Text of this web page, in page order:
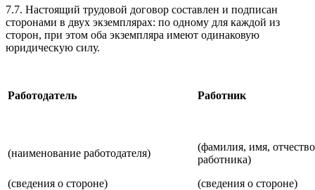
7.7. Настоящий трудовой договор составлен и подписан
сторонами в двух экземплярах: по одному для каждой из
сторон, при этом оба экземпляра имеют одинаковую
юридическую силу.
Работодатель Работник
(наименование работодателя)
(фамилия, имя, отчество
работника)
(сведения о стороне)
(сведения о стороне)